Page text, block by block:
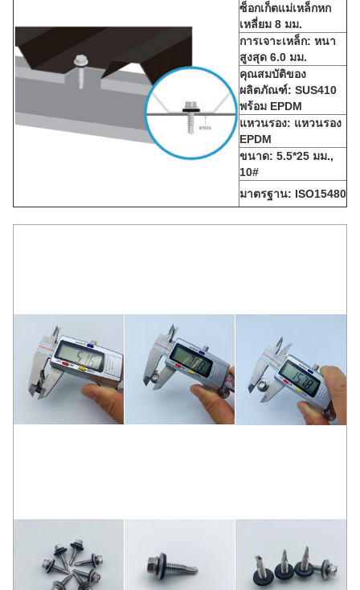
ซ็อกเก็ตแม่เหล็กหก
เหลี่ยม 8 มม.
การเจาะเหล็ก: หนา
สูงสุด 6.0 มม.
คุณสมบัติของ
ผลิตภัณฑ์: SUS410
พร้อม EPDM
แหวนรอง: แหวนรอง
EPDM
ขนาด: 5.5*25 มม.,
10#
มาตรฐาน: ISO15480